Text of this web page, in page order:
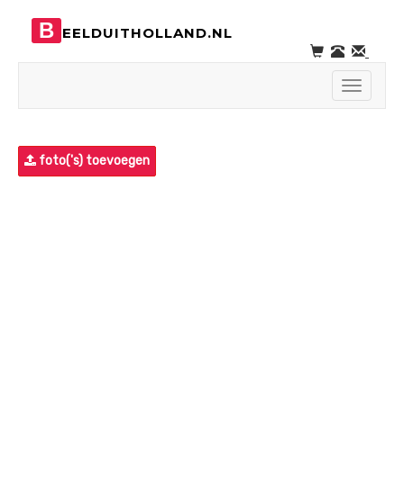
B EELDUITHOLLAND.NL
Toggle
foto('s) toevoegen